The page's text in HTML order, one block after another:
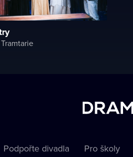
Podpořte divadla Pro školy